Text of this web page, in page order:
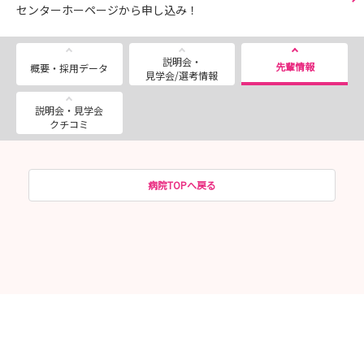
センターホーページから申し込み！
概要・採用データ
説明会・
見学会/選考情報
先輩情報
説明会・見学会
クチコミ
病院TOPへ戻る